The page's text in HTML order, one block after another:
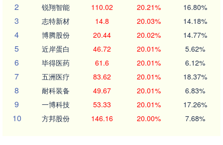
2 锐翔智能 110.02 20.21% 16.80%
3 志特新材 14.8 20.03% 14.18%
4 博腾股份 20.44 20.02% 14.77%
5 近岸蛋白 46.72 20.01% 5.62%
6 毕得医药 61.6 20.01% 6.12%
7 五洲医疗 83.62 20.01% 18.37%
8 耐科装备 49.67 20.01% 6.83%
9 一博科技 53.33 20.01% 17.26%
10 方邦股份 146.16 20.00% 7.68%